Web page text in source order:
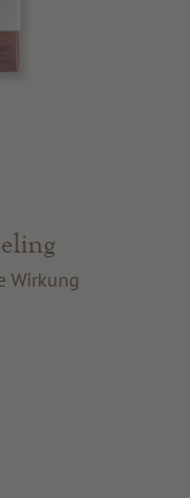
Wirkung